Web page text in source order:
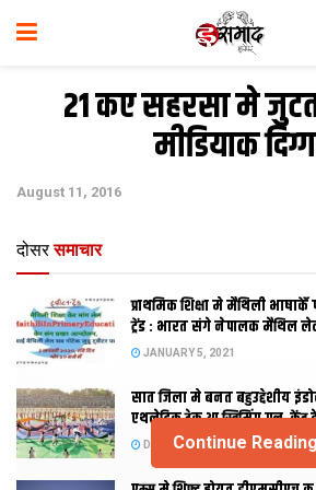
21 कए सहरसा मे
मीडियाक
August 11, 2016
दोसर समाचार
प्राथमिक शि‍क्षा मे मैथि‍ली
ट्रेंड : भारत संगे नेपालक मैथिल
JANUARY 5, 2021
सात जिला मे बनत बहुउद्देशीय
एथलेटिक ट्रेक आ स्विमिंग पुल,
DECEMBER 26, 2020
Continue Reading